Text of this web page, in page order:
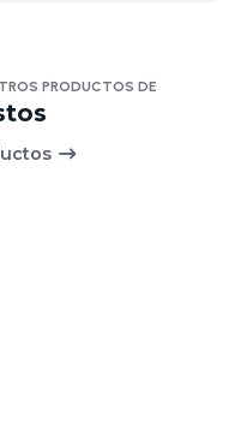
PRODUCTOS DE